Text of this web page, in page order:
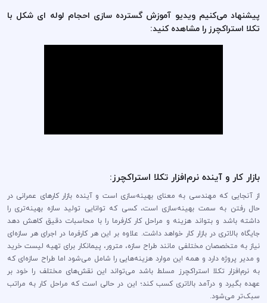
پیشنهاد می‌کنیم ویدیو آموزش گسترده سازی احجام لوله ای شکل با
تکلا استراکچرز را مشاهده کنید:
بازار کار و آینده نرم‌افزار تکلا استراکچرز:
از آنجایی که مهندسی به معنای بهینه‌سازی است و آینده بازار کار‌های عمرانی در
حال رفتن به سمت بهینه‌سازی است، کسی که توانایی تولید سازه بهینه‌تری را
داشته باشد و بتواند هزینه و مراحل کار کارفرما را با محاسبات دقیق کاهش دهد
جایگاه بالاتری در بازار کار خواهد داشت. علاوه بر این هر کارفرما در اجرای هر سازه‌ای
نیاز به متخصصان مختلفی مانند طراح سازه، مترور، پیمانکار برای تهیه لیست خرید
و مدیر پروژه دارد و همه این موارد هزینه‌هایی را شامل می‌شود اما طراح سازه‌ای که
به نرم‌افزار تکلا استراکچرز مسلط باشد می‌تواند این نقش‌های مختلف را خود بر
عهده بگیرد و درآمد بالاتری کسب کند؛ این در حالی است که مراحل کار به مراتب
سبک‌تر می‌شود.